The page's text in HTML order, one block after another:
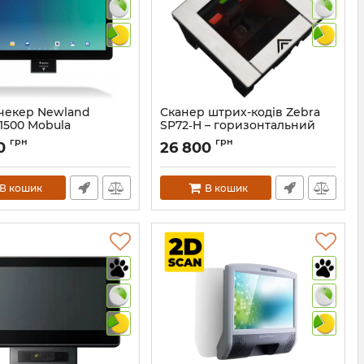
Newland
Mobula
7C)
грн
В кошик
Сканер штрих-кодів Zebra
SP72‑H – горизонтальний
одноплощинний
Артикул:1267
26 800 грн
В кошик